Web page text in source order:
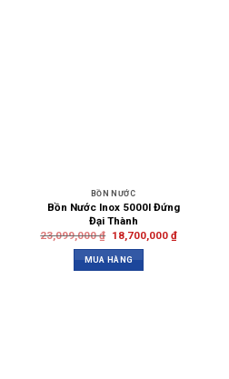
BỒN NƯỚC
Bồn Nước Inox 5000l Đứng
Đại Thành
23,099,000₫ 18,700,000 ₫
MUA HÀNG